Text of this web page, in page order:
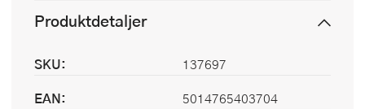
Produktdetaljer
SKU:
137697
EAN:
5014765403704